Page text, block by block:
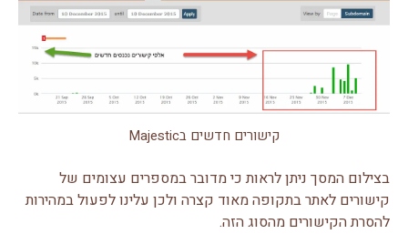
קישורים חדשים בMajestic
בצילום המסך ניתן לראות כי מדובר במספרים עצומים של
קישורים לאתר בתקופה מאוד קצרה ולכן עלינו לפעול במהירות
להסרת הקישורים מהסוג הזה.